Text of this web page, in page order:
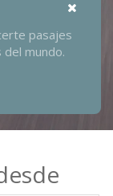
pasajes
mundo.